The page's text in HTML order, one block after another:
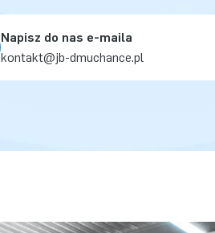
Napisz do nas e-maila
kontakt@jb-dmuchance.pl